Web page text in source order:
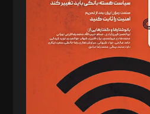
یسنا امان‌پور، سروش کرمیان،
زهرا فکرانه، فائزه فتحی